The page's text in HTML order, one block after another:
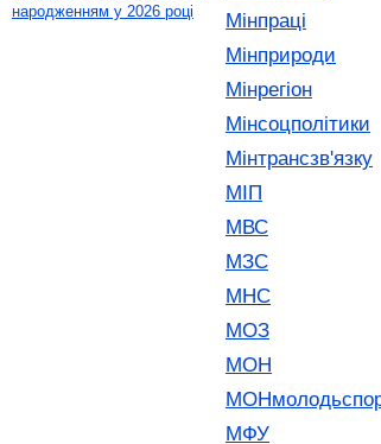
Мінпраці
Мінприроди
Мінрегіон
Мінсоцполітики
Мінтрансзв'язку
МІП
МВС
МЗС
МНС
МОЗ
МОН
МФУ
народженням у 2026 році